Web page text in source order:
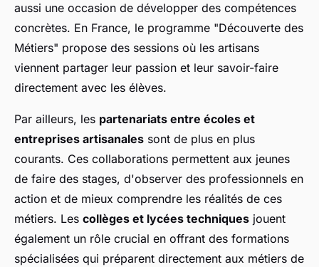
aussi une occasion de développer des compétences
concrètes. En France, le programme "Découverte des
Métiers" propose des sessions où les artisans
viennent partager leur passion et leur savoir-faire
directement avec les élèves.
Par ailleurs, les partenariats entre écoles et
entreprises artisanales sont de plus en plus
courants. Ces collaborations permettent aux jeunes
de faire des stages, d'observer des professionnels en
action et de mieux comprendre les réalités de ces
métiers. Les collèges et lycées techniques jouent
également un rôle crucial en offrant des formations
spécialisées qui préparent directement aux métiers de